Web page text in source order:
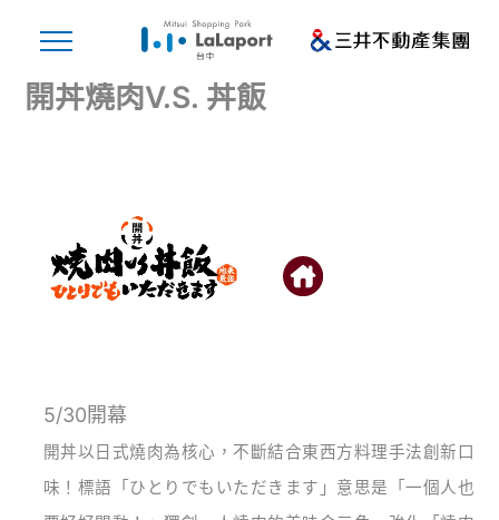
開丼燒肉V.S. 丼飯
5/30開幕
開丼以日式燒肉為核心，不斷結合東西方料理手法創新口
味！標語「ひとりでもいただきます」意思是「一個人也